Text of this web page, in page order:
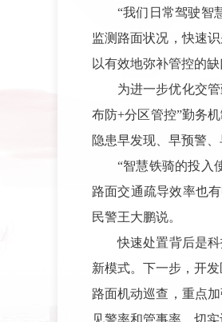
“我们日常驾驶智
监测路面状况，快速
以有效地弥补管控的
为进一步优化交
布防+分区管控”勤务
隐患早发现、早预警、
“智慧铁骑的投入
路面交通疏导效率也
民警王大鹏说。
快速处置背后是
新模式。下一步，开
路面机动巡查，重点
见警率和管事率，切